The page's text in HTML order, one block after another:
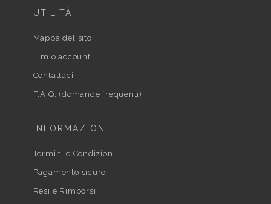
UTILITÀ
Mappa del sito
Il mio account
Contattaci
F.A.Q. (domande frequenti)
INFORMAZIONI
Termini e Condizioni
Pagamento sicuro
Resi e Rimborsi